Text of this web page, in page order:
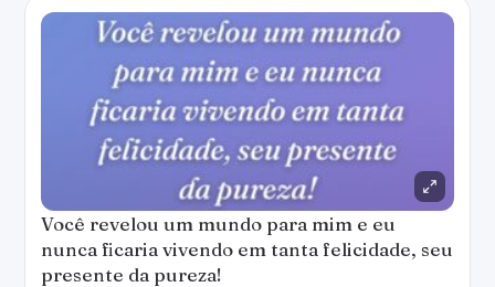
Você revelou um mundo para mim e eu
nunca ficaria vivendo em tanta felicidade, seu
presente da pureza!